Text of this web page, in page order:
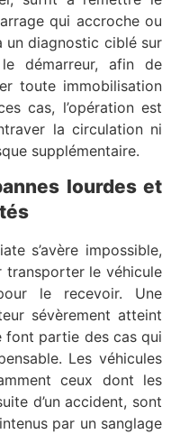
qui accroche ou
un diagnostic ciblé sur
démarreur, afin de
toute immobilisation
cas, l’opération est
la circulation ni
supplémentaire.
lourdes et
s’avère impossible,
transporter le véhicule
le recevoir. Une
sévèrement atteint
font partie des cas qui
Les véhicules
ceux dont les
d’un accident, sont
par un sanglage